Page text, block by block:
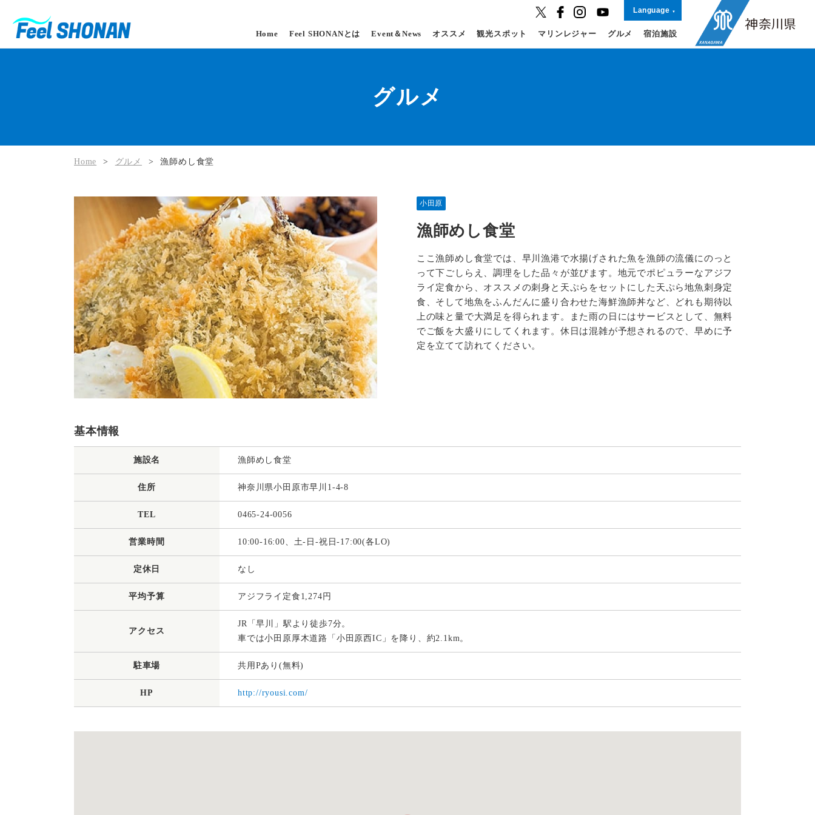
Language
Home Feel SHONANとは Event＆News オススメ 観光スポット マリンレジャー グルメ 宿泊施設
グルメ
Home > グルメ > 漁師めし食堂
小田原
漁師めし食堂
ここ漁師めし食堂では、早川漁港で水揚げされた魚を漁師の流儀にのっと
って下ごしらえ、調理をした品々が並びます。地元でポピュラーなアジフ
ライ定食から、オススメの刺身と天ぷらをセットにした天ぷら地魚刺身定
食、そして地魚をふんだんに盛り合わせた海鮮漁師丼など、どれも期待以
上の味と量で大満足を得られます。また雨の日にはサービスとして、無料
でご飯を大盛りにしてくれます。休日は混雑が予想されるので、早めに予
定を立てて訪れてください。
基本情報
施設名 漁師めし食堂
住所 神奈川県小田原市早川1-4-8
TEL 0465-24-0056
営業時間 10:00-16:00、土-日-祝日-17:00(各LO)
定休日 なし
平均予算 アジフライ定食1,274円
アクセス
JR「早川」駅より徒歩7分。
車では小田原厚木道路「小田原西IC」を降り、約2.1km。
駐車場 共用Pあり(無料)
HP http://ryousi.com/